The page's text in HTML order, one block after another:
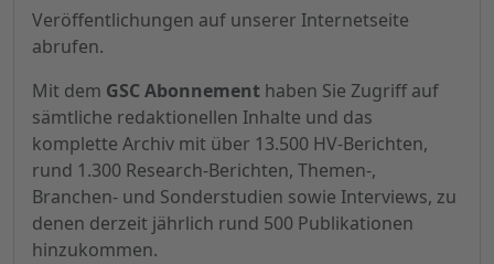
Veröffentlichungen auf unserer Internetseite
abrufen.
Mit dem GSC Abonnement haben Sie Zugriff auf
sämtliche redaktionellen Inhalte und das
komplette Archiv mit über 13.500 HV-Berichten,
rund 1.300 Research-Berichten, Themen-,
Branchen- und Sonderstudien sowie Interviews, zu
denen derzeit jährlich rund 500 Publikationen
hinzukommen.